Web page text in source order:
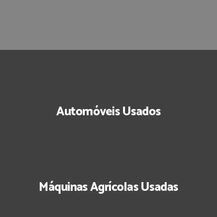
Automóveis Usados
Máquinas Agrícolas Usadas